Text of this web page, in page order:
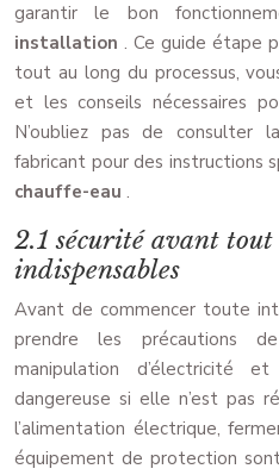
garantir le bon
installation . Ce guide étape
tout au long du processus,
et les conseils nécessaires
N’oubliez pas de consulter
fabricant pour des instructions
chauffe-eau .
2.1 sécurité avant tout
indispensables
Avant de commencer toute
prendre les précautions
manipulation d’électricité
dangereuse si elle n’est pas
l’alimentation électrique,
équipement de protection